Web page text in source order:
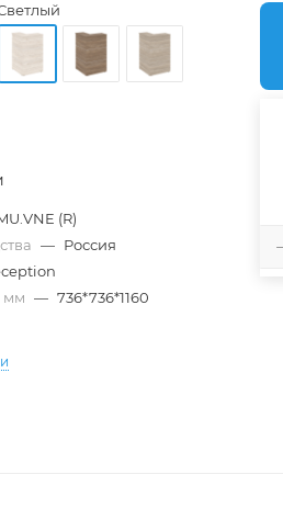
(R)
— Россия
мм — 736*736*1160